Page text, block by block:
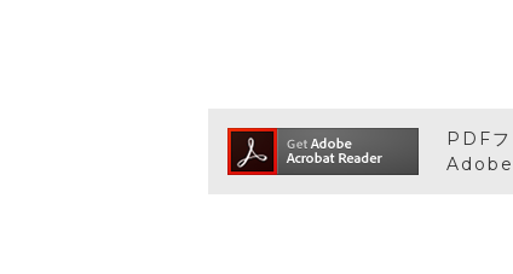
PDF